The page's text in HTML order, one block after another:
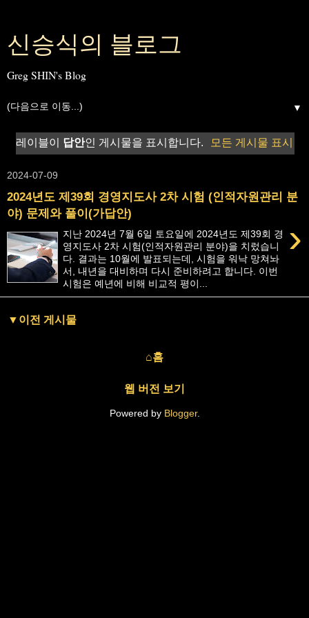
신승식의 블로그
Greg SHIN's Blog
▼
레이블이 답안인 게시물을 표시합니다. 모든 게시물 표시
2024-07-09
2024년도 제39회 경영지도사 2차 시험 (인적자원관리 분
야) 문제와 풀이(가답안)
›
지난 2024년 7월 6일 토요일에 2024년도 제39회 경
영지도사 2차 시험(인적자원관리 분야)을 치렀습니
다. 결과는 10월에 발표되는데, 시험을 워낙 망쳐놔
서, 내년을 대비하며 다시 준비하려고 합니다. 이번
시험은 예년에 비해 비교적 평이...
▼이전 게시물
⌂홈
웹 버전 보기
Powered by Blogger.